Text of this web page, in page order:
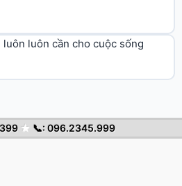
★ 📞: 096.2345.999
luôn luôn cần cho cuộc sống